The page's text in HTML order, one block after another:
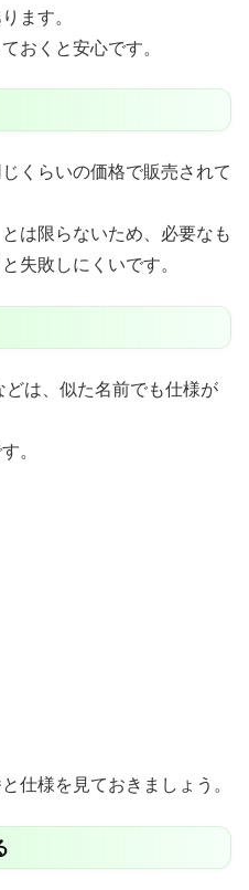
ます。
おくと安心です。
くらいの価格で販売されて
は限らないため、必要なも
失敗しにくいです。
は、似た名前でも仕様が
。
仕様を見ておきましょう。